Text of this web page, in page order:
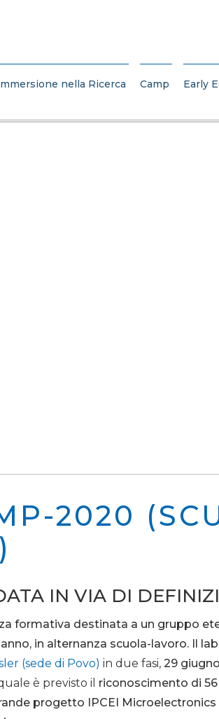
nella Ricerca Camp Early
2020
IN VIA DI
formativa destinata a un gruppo
in alternanza scuola-lavoro.Il
(sede di Povo) in due fasi, 29
è previsto il riconoscimento di
progetto IPCEI